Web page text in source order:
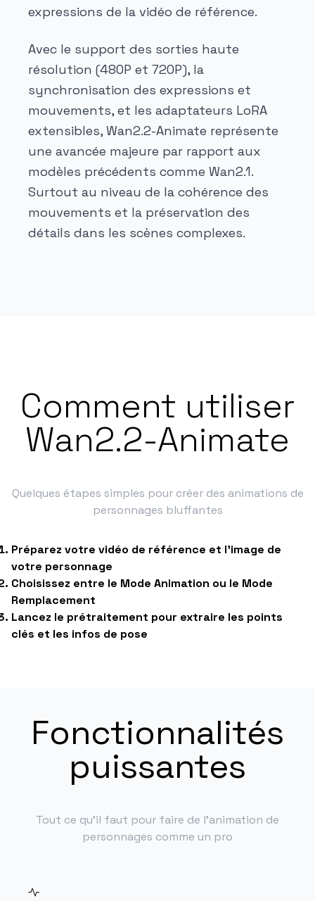
expressions de la vidéo de référence.
Avec le support des sorties haute
résolution (480P et 720P), la
synchronisation des expressions et
mouvements, et les adaptateurs LoRA
extensibles, Wan2.2-Animate représente
une avancée majeure par rapport aux
modèles précédents comme Wan2.1.
Surtout au niveau de la cohérence des
mouvements et la préservation des
détails dans les scènes complexes.
Comment utiliser
Wan2.2-Animate
Quelques étapes simples pour créer des animations de
personnages bluffantes
Préparez votre vidéo de référence et l'image de
votre personnage
Choisissez entre le Mode Animation ou le Mode
Remplacement
Lancez le prétraitement pour extraire les points
clés et les infos de pose
Fonctionnalités
puissantes
Tout ce qu'il faut pour faire de l'animation de
personnages comme un pro